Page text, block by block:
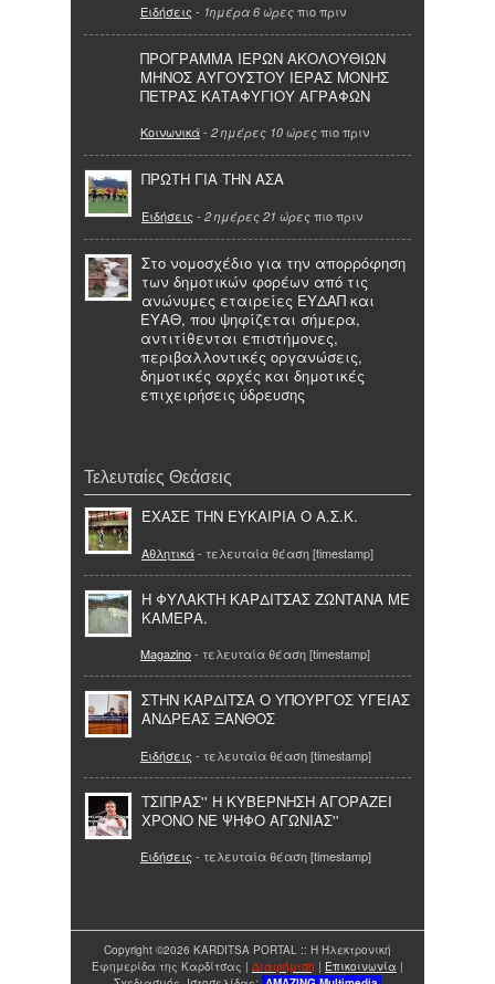
Ειδήσεις - 1ημέρα 6 ώρες πιο πριν
ΠΡΟΓΡΑΜΜΑ ΙΕΡΩΝ ΑΚΟΛΟΥΘΙΩΝ
ΜΗΝΟΣ ΑΥΓΟΥΣΤΟΥ ΙΕΡΑΣ ΜΟΝΗΣ
ΠΕΤΡΑΣ ΚΑΤΑΦΥΓΙΟΥ ΑΓΡΑΦΩΝ
Κοινωνικά- 2 ημέρες 10 ώρες πιο πριν
ΠΡΩΤΗ ΓΙΑ ΤΗΝ ΑΣΑ
Ειδήσεις - 2 ημέρες 21 ώρες πιο πριν
Στο νομοσχέδιο για την απορρόφηση
των δημοτικών φορέων από τις
ανώνυμες εταιρείες ΕΥΔΑΠ και
ΕΥΑΘ, που ψηφίζεται σήμερα,
αντιτίθενται επιστήμονες,
περιβαλλοντικές οργανώσεις,
δημοτικές αρχές και δημοτικές
επιχειρήσεις ύδρευσης
Τελευταίες Θεάσεις
ΈΧΑΣΕ ΤΗΝ ΕΥΚΑΙΡΙΑ Ο Α.Σ.Κ.
Αθλητικά- τελευταία θέαση [timestamp]
Η ΦΥΛΑΚΤΗ ΚΑΡΔΙΤΣΑΣ ΖΩΝΤΑΝΑ ΜΕ
ΚΑΜΕΡΑ.
Magazino- τελευταία θέαση [timestamp]
ΣΤΗΝ ΚΑΡΔΙΤΣΑ Ο ΥΠΟΥΡΓΟΣ ΥΓΕΙΑΣ
ΑΝΔΡΕΑΣ ΞΑΝΘΟΣ
Ειδήσεις - τελευταία θέαση [timestamp]
ΤΣΙΠΡΑΣ'' Η ΚΥΒΕΡΝΗΣΗ ΑΓΟΡΑΖΕΙ
ΧΡΟΝΟ ΝΕ ΨΗΦΟ ΑΓΩΝΙΑΣ''
Ειδήσεις - τελευταία θέαση [timestamp]
Copyright ©2026 KARDITSA PORTAL :: Η Ηλεκτρονική
Εφημερίδα της Καρδίτσας | Διαφήμιση | Επικοινωνία |